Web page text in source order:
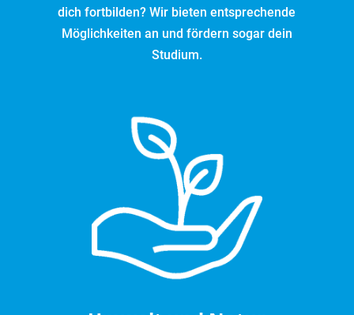
dich fortbilden? Wir bieten entsprechende
Möglichkeiten an und fördern sogar dein
Studium.